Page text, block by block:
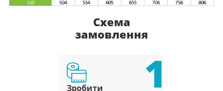
Схема
замовлення
1
Зробити